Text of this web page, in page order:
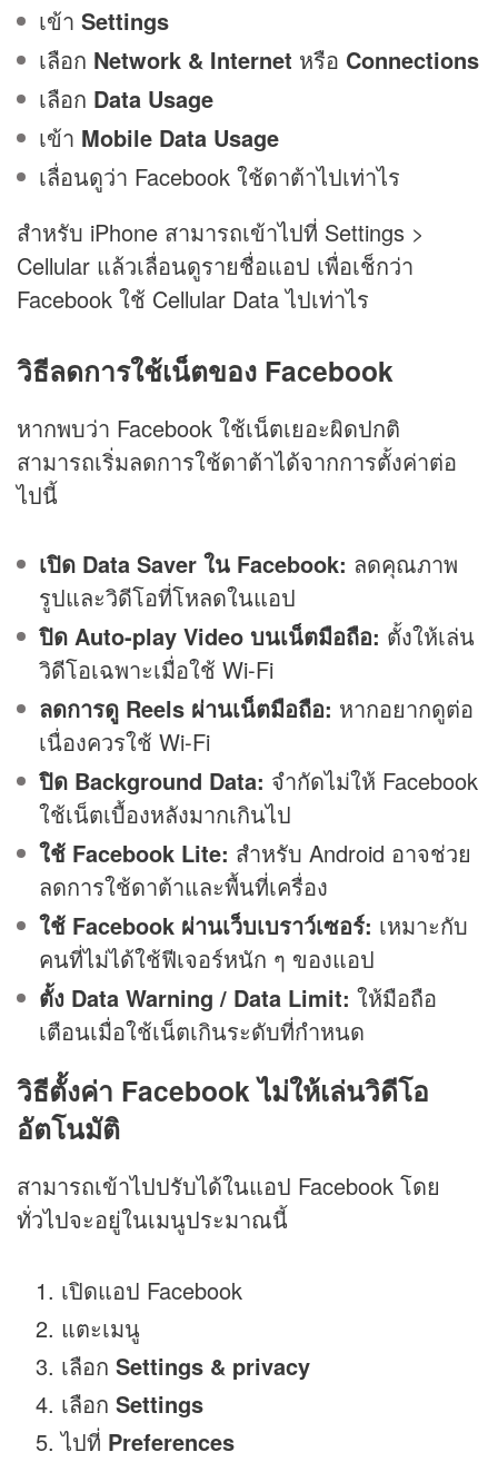
เข้า Settings
เลือก Network & Internet หรือ Connections
เลือก Data Usage
เข้า Mobile Data Usage
เลื่อนดูว่า Facebook ใช้ดาต้าไปเท่าไร
สำหรับ iPhone สามารถเข้าไปที่ Settings >
Cellular แล้วเลื่อนดูรายชื่อแอป เพื่อเช็กว่า
Facebook ใช้ Cellular Data ไปเท่าไร
วิธีลดการใช้เน็ตของ Facebook
หากพบว่า Facebook ใช้เน็ตเยอะผิดปกติ
สามารถเริ่มลดการใช้ดาต้าได้จากการตั้งค่าต่อ
ไปนี้
เปิด Data Saver ใน Facebook: ลดคุณภาพ
รูปและวิดีโอที่โหลดในแอป
ปิด Auto-play Video บนเน็ตมือถือ: ตั้งให้เล่น
วิดีโอเฉพาะเมื่อใช้ Wi-Fi
ลดการดู Reels ผ่านเน็ตมือถือ: หากอยากดูต่อ
เนื่องควรใช้ Wi-Fi
ปิด Background Data: จำกัดไม่ให้ Facebook
ใช้เน็ตเบื้องหลังมากเกินไป
ใช้ Facebook Lite: สำหรับ Android อาจช่วย
ลดการใช้ดาต้าและพื้นที่เครื่อง
ใช้ Facebook ผ่านเว็บเบราว์เซอร์: เหมาะกับ
คนที่ไม่ได้ใช้ฟีเจอร์หนัก ๆ ของแอป
ตั้ง Data Warning / Data Limit: ให้มือถือ
เตือนเมื่อใช้เน็ตเกินระดับที่กำหนด
วิธีตั้งค่า Facebook ไม่ให้เล่นวิดีโอ
อัตโนมัติ
สามารถเข้าไปปรับได้ในแอป Facebook โดย
ทั่วไปจะอยู่ในเมนูประมาณนี้
เปิดแอป Facebook
แตะเมนู
เลือก Settings & privacy
เลือก Settings
ไปที่ Preferences